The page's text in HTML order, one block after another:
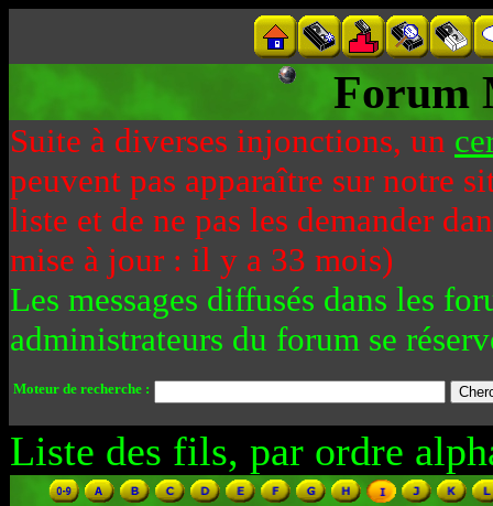
Forum
Suite à diverses injonctions, un
peuvent pas apparaître sur notre
liste et de ne pas les demander
mise à jour : il y a 33 mois)
Les messages diffusés dans les
administrateurs du forum se
Moteur de recherche :
Liste des fils, par ordre